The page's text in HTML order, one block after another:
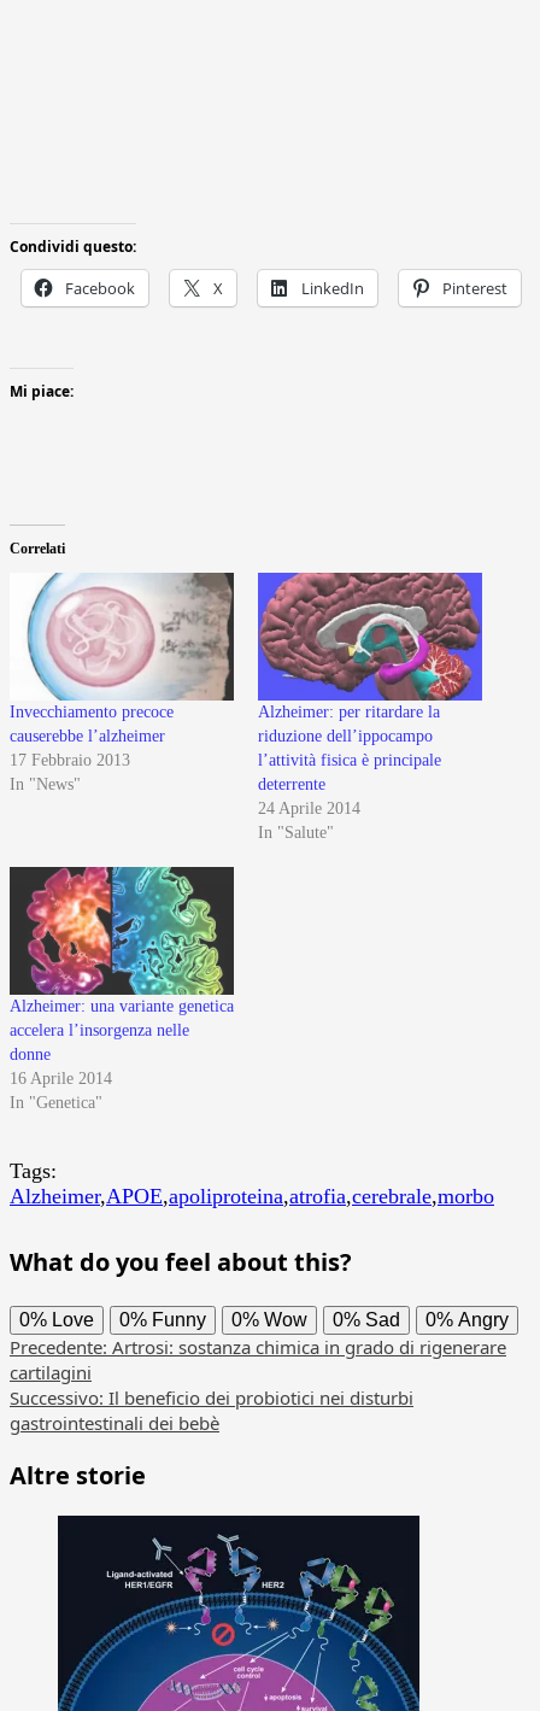
Condividi questo:
Facebook X LinkedIn Pinterest
Mi piace:
Correlati
Invecchiamento precoce
causerebbe l’alzheimer
17 Febbraio 2013
In "News"
Alzheimer: per ritardare la
riduzione dell’ippocampo
l’attività fisica è principale
deterrente
24 Aprile 2014
In "Salute"
Alzheimer: una variante genetica
accelera l’insorgenza nelle
donne
16 Aprile 2014
In "Genetica"
Tags:
Alzheimer,APOE,apoliproteina,atrofia,cerebrale,morbo
What do you feel about this?
0% Love 0% Funny 0% Wow 0% Sad 0% Angry
Navigazione
articolo
Precedente: Artrosi: sostanza chimica in grado di rigenerare
cartilagini
Successivo: Il beneficio dei probiotici nei disturbi
gastrointestinali dei bebè
Altre storie